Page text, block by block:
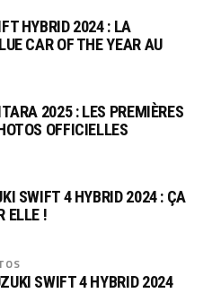
HYBRID 2024 : LA
CAR OF THE YEAR AU
2025 : LES PREMIÈRES
OFFICIELLES
SWIFT 4 HYBRID 2024 : ÇA
ELLE !
SWIFT 4 HYBRID 2024